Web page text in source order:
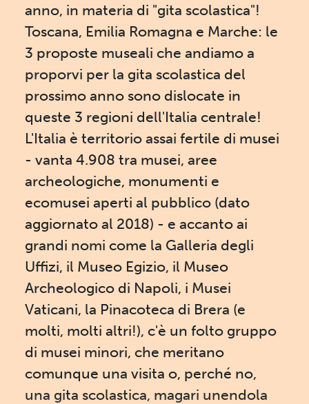
anno, in materia di "gita scolastica"!
Toscana, Emilia Romagna e Marche: le
3 proposte museali che andiamo a
proporvi per la gita scolastica del
prossimo anno sono dislocate in
queste 3 regioni dell'Italia centrale!
L'Italia è territorio assai fertile di musei
- vanta 4.908 tra musei, aree
archeologiche, monumenti e
ecomusei aperti al pubblico (dato
aggiornato al 2018) - e accanto ai
grandi nomi come la Galleria degli
Uffizi, il Museo Egizio, il Museo
Archeologico di Napoli, i Musei
Vaticani, la Pinacoteca di Brera (e
molti, molti altri!), c'è un folto gruppo
di musei minori, che meritano
comunque una visita o, perché no,
una gita scolastica, magari unendola